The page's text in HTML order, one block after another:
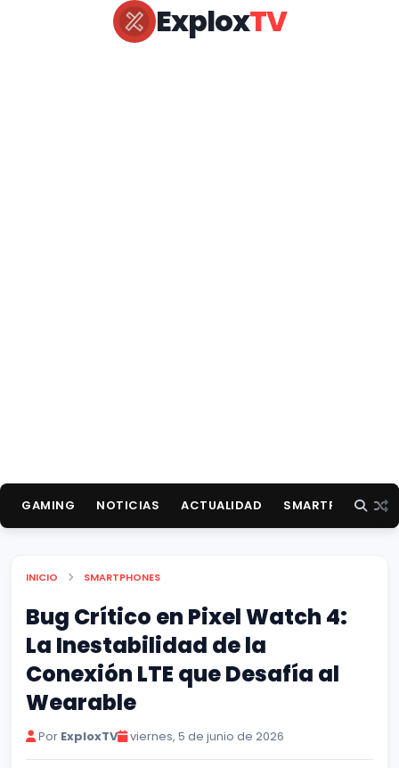
ExploxTV
GAMING NOTICIAS ACTUALIDAD SMARTPHONES
INICIO SMARTPHONES
Bug Crítico en Pixel Watch 4:
La Inestabilidad de la
Conexión LTE que Desafía al
Wearable
Por ExploxTV viernes, 5 de junio de 2026